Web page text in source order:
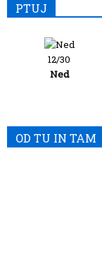
PTUJ
12/30
Ned
OD TU IN TAM